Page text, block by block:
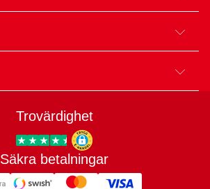
Trovärdighet
Trygg E-handel
Säkra betalningar